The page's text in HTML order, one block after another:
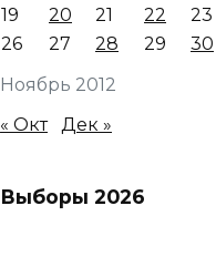
Ноябрь 2012
19
20 21 22 23
26
27 28 29 30
« Окт Дек »
Выборы 2026